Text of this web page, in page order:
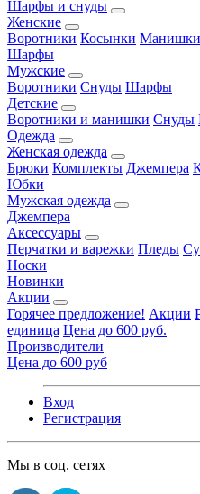
Шарфы и снуды
Женские
Воротники Косынки Манишки
Шарфы
Мужские
Воротники Снуды Шарфы
Детские
Воротники и манишки Снуды
Одежда
Женская одежда
Брюки Комплекты Джемпера
Юбки
Мужская одежда
Джемпера
Аксессуары
Перчатки и варежки Пледы
Носки
Новинки
Акции
Горячее предложение! Акции
единица Цена до 600 руб.
Производители
Цена до 600 руб
Вход
Регистрация
Мы в соц. сетях